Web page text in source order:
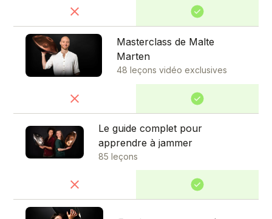
Masterclass de Malte
Marten
48 leçons vidéo exclusives
Le guide complet pour
apprendre à jammer
85 leçons